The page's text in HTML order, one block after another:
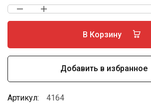
В Корзину
Добавить в избранное
Артикул:
4164